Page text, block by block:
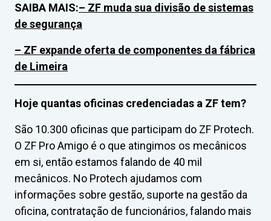
SAIBA MAIS:– ZF muda sua divisão de sistemas
de segurança
– ZF expande oferta de componentes da fábrica
de Limeira
Hoje quantas oficinas credenciadas a ZF tem?
São 10.300 oficinas que participam do ZF Protech.
O ZF Pro Amigo é o que atingimos os mecânicos
em si, então estamos falando de 40 mil
mecânicos. No Protech ajudamos com
informações sobre gestão, suporte na gestão da
oficina, contratação de funcionários, falando mais